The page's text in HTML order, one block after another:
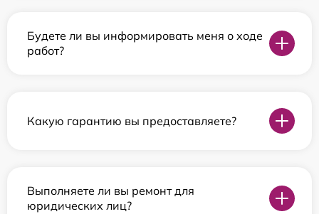
Будете ли вы информировать меня о ходе
работ?
Какую гарантию вы предоставляете?
Выполняете ли вы ремонт для
юридических лиц?